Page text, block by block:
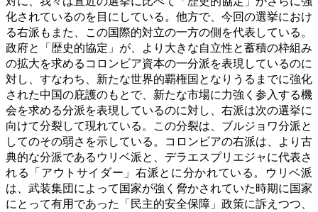
化されているのを目にしている。他方で、今回の選挙におけ
る右派もまた、この国際的対立の一方の側を代表している。
政府と「歴史的協定」が、より大きな自立性と蓄積の枠組み
の拡大を求めるコロンビア資本の一分派を表現しているのに
対し、すなわち、新たな世界的覇権国となりうるまでに強化
された中国の庇護のもとで、新たな市場に力強く参入する機
会を求める分派を表現しているのに対し、右派は次の選挙に
向けて分裂して現れている。この分裂は、ブルジョワ分派と
してのその弱さを示している。コロンビアの右派は、より古
典的な分派であるウリベ派と、デラエスプリエジャに代表さ
れる「アウトサイダー」右派とに分かれている。ウリベ派
は、武装集団によって国家が強く脅かされていた時期に国家
にとって有用であった「民主的安全保障」政策に訴えつつ、